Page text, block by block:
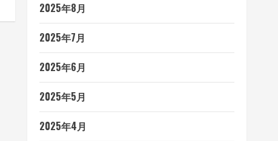
2025年8月
2025年7月
2025年6月
2025年5月
2025年4月